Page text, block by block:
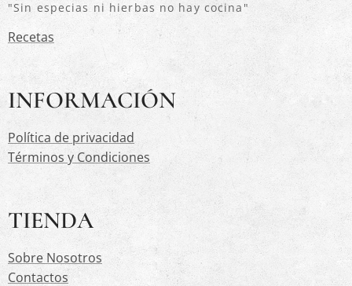
"Sin especias ni hierbas no hay cocina"
Recetas
INFORMACIÓN
Política de privacidad
Términos y Condiciones
TIENDA
Sobre Nosotros
Contactos